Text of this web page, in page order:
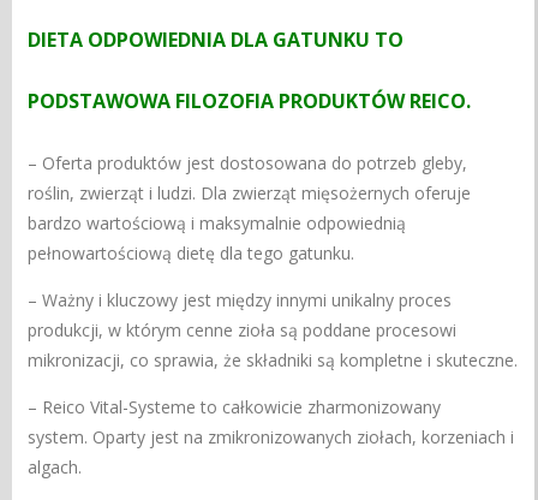
DIETA ODPOWIEDNIA DLA GATUNKU TO
PODSTAWOWA FILOZOFIA PRODUKTÓW REICO.
– Oferta produktów jest dostosowana do potrzeb gleby,
roślin, zwierząt i ludzi. Dla zwierząt mięsożernych oferuje
bardzo wartościową i maksymalnie odpowiednią
pełnowartościową dietę dla tego gatunku.
– Ważny i kluczowy jest między innymi unikalny proces
produkcji, w którym cenne zioła są poddane procesowi
mikronizacji, co sprawia, że ​​składniki są kompletne i skuteczne.
– Reico Vital-Systeme to całkowicie zharmonizowany
system. Oparty jest na zmikronizowanych ziołach, korzeniach i
algach.